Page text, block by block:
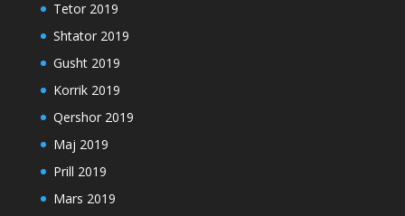
Tetor 2019
Shtator 2019
Gusht 2019
Korrik 2019
Qershor 2019
Maj 2019
Prill 2019
Mars 2019